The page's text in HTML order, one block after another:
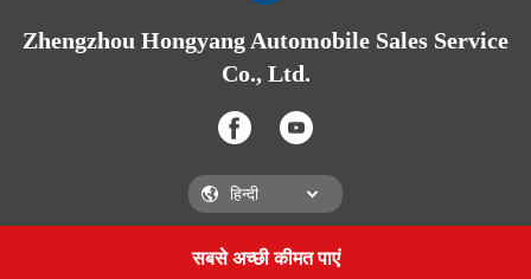
सबसे अच्छी कीमत पाएं
Zhengzhou Hongyang Automobile Sales Service
Co., Ltd.
Zhengzhou Hongyang Automobile Sales Service Co., Ltd.
Get a Quote